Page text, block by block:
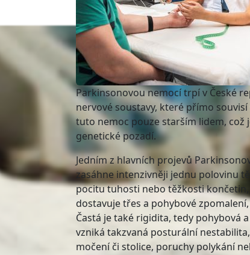
Parkinsonovou nemocí trpí v České
nervové soustavy, které přímo
tuto nemoc pouze starším lidem, což
genetické pozadí.
Jedním z hlavních projevů
zasáhne intenzivněji jednu polovinu
pocitu tuhosti nebo těžkosti
dostavuje třes a pohybové
Častá je také rigidita, tedy pohybová
vzniká takzvaná posturální
močení či stolice, poruchy polykání